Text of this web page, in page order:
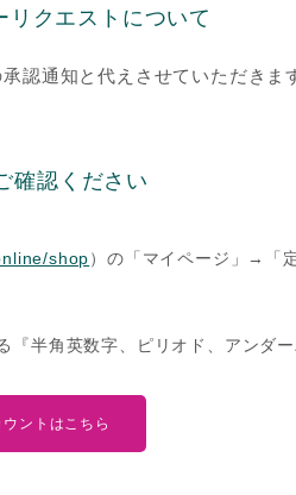
クエストについて
認通知と代えさせていただきま
確認ください
shop）の「マイページ」→「
半角英数字、ピリオド、アンダ
ントはこちら